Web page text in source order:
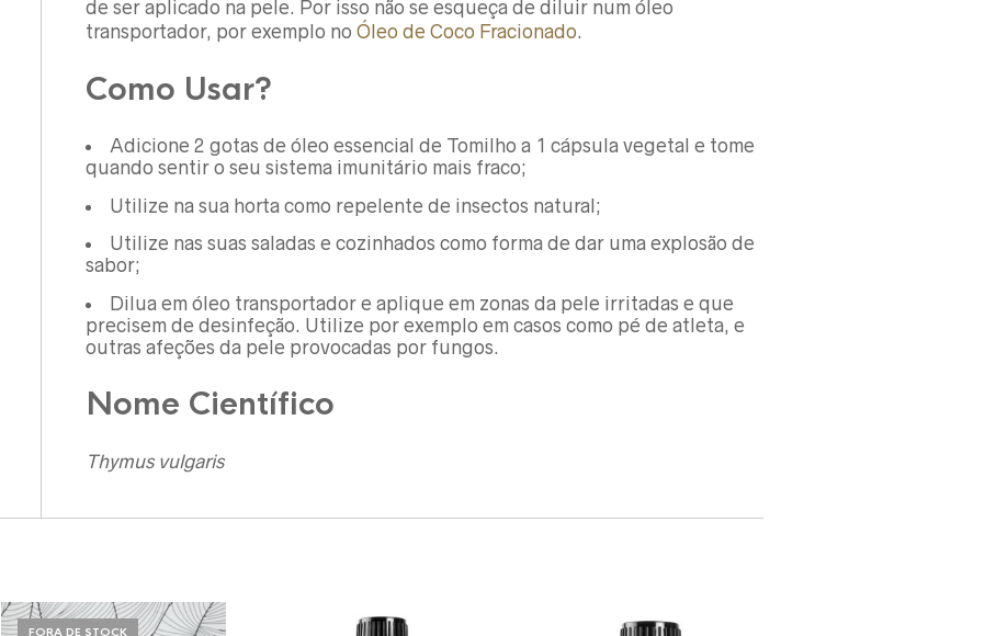
de ser aplicado na pele. Por isso não se esqueça de diluir num óleo
transportador, por exemplo no Óleo de Coco Fracionado.
Como Usar?
Adicione 2 gotas de óleo essencial de Tomilho a 1 cápsula vegetal e tome
quando sentir o seu sistema imunitário mais fraco;
Utilize na sua horta como repelente de insectos natural;
Utilize nas suas saladas e cozinhados como forma de dar uma explosão de
sabor;
Dilua em óleo transportador e aplique em zonas da pele irritadas e que
precisem de desinfeção. Utilize por exemplo em casos como pé de atleta, e
outras afeções da pele provocadas por fungos.
Nome Científico
Thymus vulgaris
FORA DE STOCK